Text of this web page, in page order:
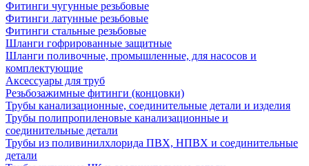
Фитинги чугунные резьбовые
Фитинги латунные резьбовые
Фитинги стальные резьбовые
Шланги гофрированные защитные
Шланги поливочные, промышленные, для насосов и
комплектующие
Аксессуары для труб
Резьбозажимные фитинги (концовки)
Трубы канализационные, соединительные детали и изделия
Трубы полипропиленовые канализационные и
соединительные детали
Трубы из поливинилхлорида ПВХ, НПВХ и соединительные
детали